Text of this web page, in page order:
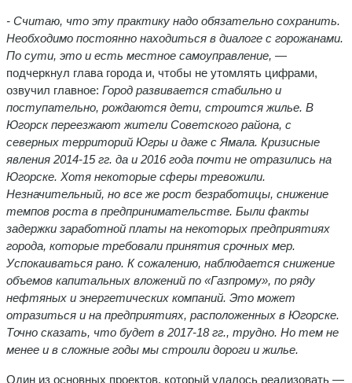
- Считаю, что эту практику надо обязательно сохранить.
Необходимо постоянно находиться в диалоге с горожанами.
По сути, это и есть местное самоуправление, —
подчеркнул глава города и, чтобы не утомлять цифрами,
озвучил главное: Город развивается стабильно и
поступательно, рождаются дети, строится жилье. В
Югорск переезжают жители Советского района, с
северных территорий Югры и даже с Ямала. Кризисные
явления 2014-15 гг. да и 2016 года почти не отразились на
Югорске. Хотя некоторые сферы тревожили.
Незначительный, но все же рост безработицы, снижение
темпов роста в предпринимательстве. Были факты
задержки заработной платы на некоторых предприятиях
города, которые требовали принятия срочных мер.
Успокаиваться рано. К сожалению, наблюдается снижение
объемов капитальных вложений по «Газпрому», по ряду
нефтяных и энергетических компаний. Это может
отразиться и на предприятиях, расположенных в Югорске.
Точно сказать, что будет в 2017-18 гг., трудно. Но тем не
менее и в сложные годы мы строили дороги и жилье.
Один из основных проектов, который удалось реализовать —